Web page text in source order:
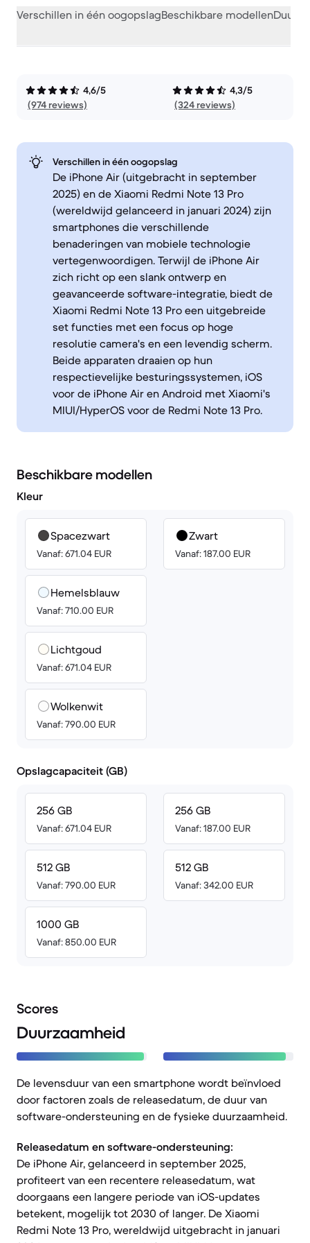
Verschillen in één oogopslagBeschikbare modellen
4,6/5
(974 reviews)
4,3/5
(324 reviews)
Verschillen in één oogopslag
De iPhone Air (uitgebracht in september
2025) en de Xiaomi Redmi Note 13 Pro
(wereldwijd gelanceerd in januari 2024) zijn
smartphones die verschillende
benaderingen van mobiele technologie
vertegenwoordigen. Terwijl de iPhone Air
zich richt op een slank ontwerp en
geavanceerde software-integratie, biedt de
Xiaomi Redmi Note 13 Pro een uitgebreide
set functies met een focus op hoge
resolutie camera's en een levendig scherm.
Beide apparaten draaien op hun
respectievelijke besturingssystemen, iOS
voor de iPhone Air en Android met Xiaomi's
MIUI/HyperOS voor de Redmi Note 13 Pro.
Beschikbare modellen
Kleur
Spacezwart
Vanaf: 671.04 EUR
Hemelsblauw
Vanaf: 710.00 EUR
Lichtgoud
Vanaf: 671.04 EUR
Wolkenwit
Vanaf: 790.00 EUR
Zwart
Vanaf: 187.00 EUR
Opslagcapaciteit (GB)
256 GB
Vanaf: 671.04 EUR
512 GB
Vanaf: 790.00 EUR
1000 GB
Vanaf: 850.00 EUR
256 GB
Vanaf: 187.00 EUR
512 GB
Vanaf: 342.00 EUR
Scores
Duurzaamheid
De levensduur van een smartphone wordt beïnvloed
door factoren zoals de releasedatum, de duur van
software-ondersteuning en de fysieke duurzaamheid.
Releasedatum en software-ondersteuning:
De iPhone Air, gelanceerd in september 2025,
profiteert van een recentere releasedatum, wat
doorgaans een langere periode van iOS-updates
betekent, mogelijk tot 2030 of langer. De Xiaomi
Redmi Note 13 Pro, wereldwijd uitgebracht in januari